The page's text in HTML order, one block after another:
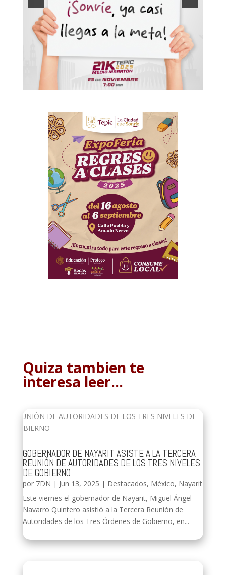
Quiza tambien te
interesa leer…
GOBERNADOR DE NAYARIT ASISTE A LA TERCERA
REUNIÓN DE AUTORIDADES DE LOS TRES NIVELES
DE GOBIERNO
por 7DN | Jun 13, 2025 | Destacados, México, Nayarit
Este viernes el gobernador de Nayarit, Miguel Ángel
Navarro Quintero asistió a la Tercera Reunión de
Autoridades de los Tres Órdenes de Gobierno, en...